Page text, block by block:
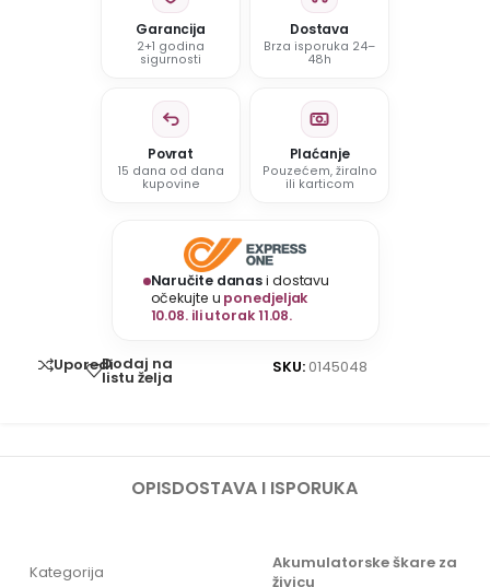
Garancija
2+1 godina
sigurnosti
Dostava
Brza isporuka 24–
48h
Povrat
15 dana od dana
kupovine
Plaćanje
Pouzećem, žiralno
ili karticom
Naručite danasi dostavu
očekujte u ponedjeljak
10.08. ili utorak 11.08.
UporediDodaj na
listu želja
SKU: 0145048
OPISDOSTAVA I ISPORUKA
Kategorija
Akumulatorske škare za
živicu